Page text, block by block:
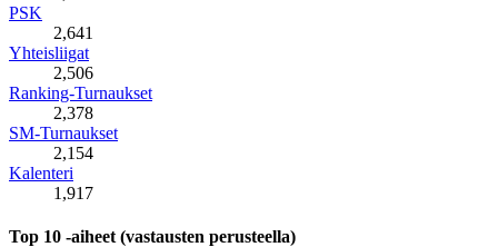
PSK
2,641
Yhteisliigat
2,506
Ranking-Turnaukset
2,378
SM-Turnaukset
2,154
Kalenteri
1,917
Top 10 -aiheet (vastausten perusteella)